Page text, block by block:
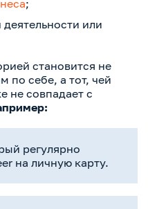
;
или
становится не
по себе, а тот, чей
не совпадает с
регулярно
на личную карту.